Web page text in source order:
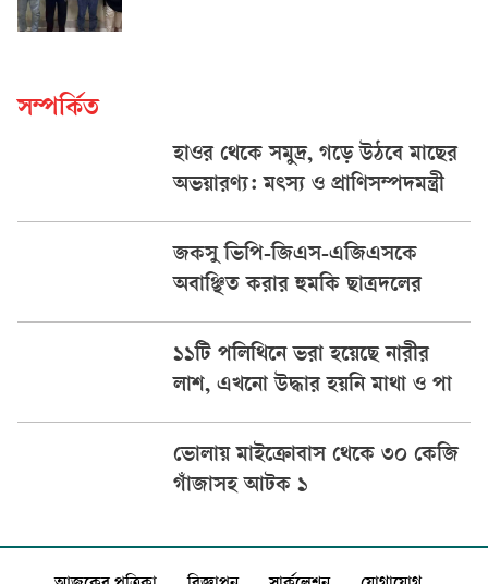
সম্পর্কিত
হাওর থেকে সমুদ্র, গড়ে উঠবে মাছের
অভয়ারণ্য: মৎস্য ও প্রাণিসম্পদমন্ত্রী
জকসু ভিপি-জিএস-এজিএসকে
অবাঞ্ছিত করার হুমকি ছাত্রদলের
১১টি পলিথিনে ভরা হয়েছে নারীর
লাশ, এখনো উদ্ধার হয়নি মাথা ও পা
ভোলায় মাইক্রোবাস থেকে ৩০ কেজি
গাঁজাসহ আটক ১